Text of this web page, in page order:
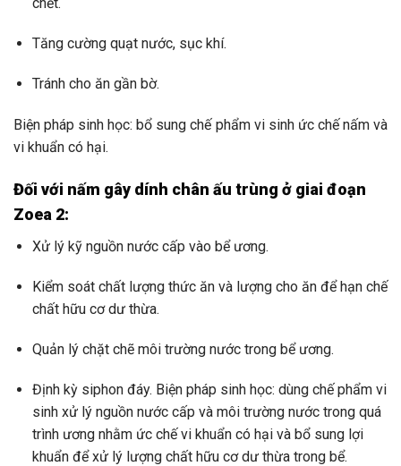
Tăng cường quạt nước, sục khí.
Tránh cho ăn gần bờ.
Biện pháp sinh học: bổ sung chế phẩm vi sinh ức chế nấm và
vi khuẩn có hại.
Đối với nấm gây dính chân ấu trùng ở giai đoạn
Zoea 2:
Xử lý kỹ nguồn nước cấp vào bể ương.
Kiểm soát chất lượng thức ăn và lượng cho ăn để hạn chế
chất hữu cơ dư thừa.
Quản lý chặt chẽ môi trường nước trong bể ương.
Định kỳ siphon đáy. Biện pháp sinh học: dùng chế phẩm vi
sinh xử lý nguồn nước cấp và môi trường nước trong quá
trình ương nhằm ức chế vi khuẩn có hại và bổ sung lợi
khuẩn để xử lý lượng chất hữu cơ dư thừa trong bể.